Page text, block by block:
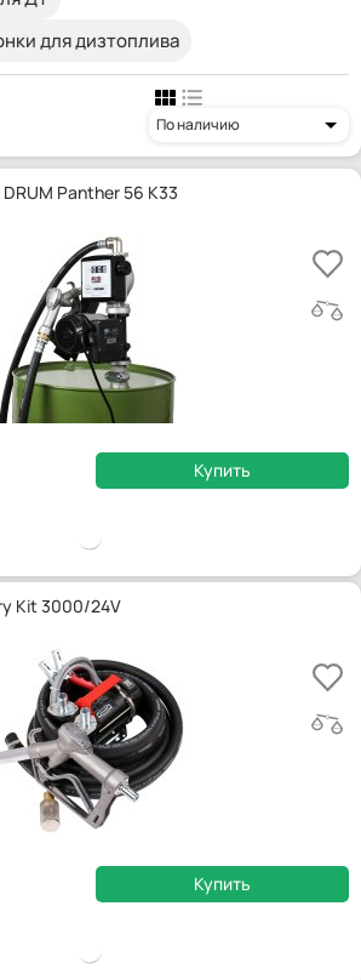
для дизтоплива
По наличию
Panther 56 K33
Купить
Kit 3000/24V
Купить